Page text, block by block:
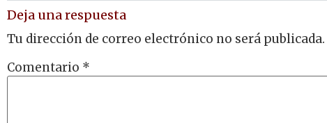
Deja una respuesta
Tu dirección de correo electrónico no será publicada.
Comentario *